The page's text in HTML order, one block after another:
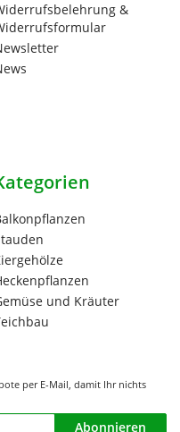
&
und Kräuter
per E-Mail, damit Ihr nichts
Abonnieren